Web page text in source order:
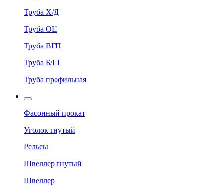
Труба Х/Д
Труба ОЦ
Труба ВГП
Труба Б/Ш
Труба профильная
Фасонный прокат
Уголок гнутый
Рельсы
Швеллер гнутый
Швеллер